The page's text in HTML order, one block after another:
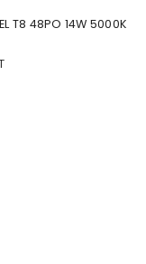
T8 48PO 14W 5000K